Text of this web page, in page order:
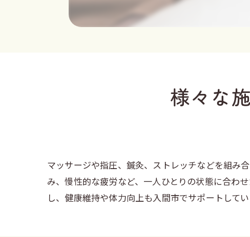
様々な
マッサージや指圧、鍼灸、ストレッチなどを組み
み、慢性的な疲労など、一人ひとりの状態に合わ
し、健康維持や体力向上も入間市でサポートして